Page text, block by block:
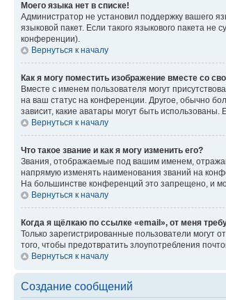
Моего языка нет в списке!
Администратор не установил поддержку вашего
языковой пакет. Если такого языкового пакета
конференции).
Вернуться к началу
Как я могу поместить изображение вместе со
Вместе с именем пользователя могут
на ваш статус на конференции. Другое, обычно
зависит, какие аватары могут быть
Вернуться к началу
Что такое звание и как я могу изменить его?
Звания, отображаемые под вашим именем,
напрямую изменять наименования званий на
На большинстве конференций это запрещено, и
Вернуться к началу
Когда я щёлкаю по ссылке «email», от меня
Только зарегистрированные пользователи могут
того, чтобы предотвратить злоупотребления
Вернуться к началу
Создание сообщений